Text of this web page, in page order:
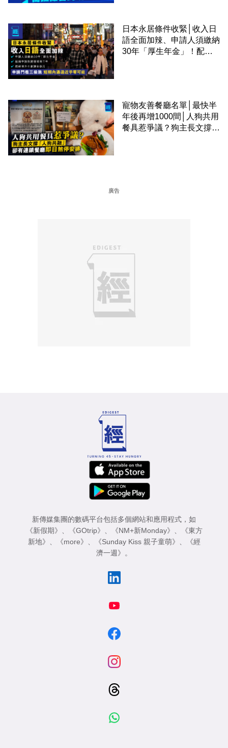
日本永居條件收緊│收入日
語全面加辣、申請人須繳納
30年「厚生年金」！配偶
寵物友善餐廳名單│最快半
年後再增1000間│人狗共用
餐具惹爭議？狗主長文撐
廣告
新傳媒集團的數碼平台包括多個網站和應用程式，如
《新假期》
《GOtrip》 《NM+新Monday》
《東方
新地》
《more》 《Sunday Kiss 親子童萌》
《經
濟一週》
。